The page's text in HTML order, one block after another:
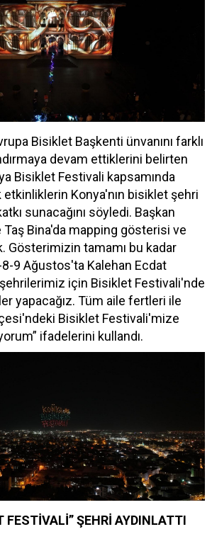
Bisiklet Başkenti ünvanını farklı
devam ettiklerini belirten
Bisiklet Festivali kapsamında
Konya'nın bisiklet şehri
sunacağını söyledi. Başkan
Taş Bina'da mapping gösterisi ve
Gösterimizin tamamı bu kadar
9 Ağustos'ta Kalehan Ecdat
için Bisiklet Festivali'nde
yapacağız. Tüm aile fertleri ile
Bisiklet Festivali'mize
ifadelerini kullandı.
FESTİVALİ” ŞEHRİ AYDINLATTI